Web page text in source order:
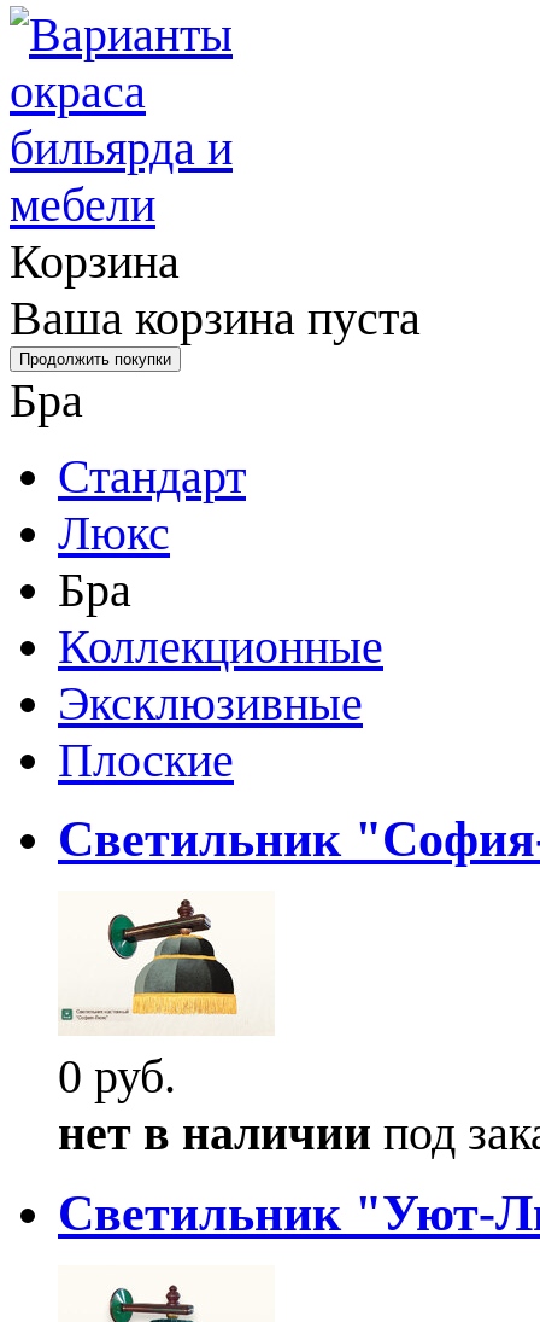
Корзина
Ваша корзина пуста
Бра
Стандарт
Люкс
Бра
Коллекционные
Эксклюзивные
Плоские
Светильник
0 руб.
нет в наличии под
Светильник "Уют-